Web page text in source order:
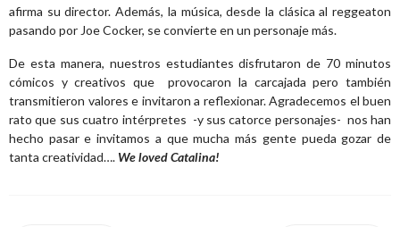
afirma su director. Además, la música, desde la clásica al reggeaton
pasando por Joe Cocker, se convierte en un personaje más.
De esta manera, nuestros estudiantes disfrutaron de 70 minutos
cómicos y creativos que provocaron la carcajada pero también
transmitieron valores e invitaron a reflexionar. Agradecemos el buen
rato que sus cuatro intérpretes -y sus catorce personajes- nos han
hecho pasar e invitamos a que mucha más gente pueda gozar de
tanta creatividad…. We loved Catalina!